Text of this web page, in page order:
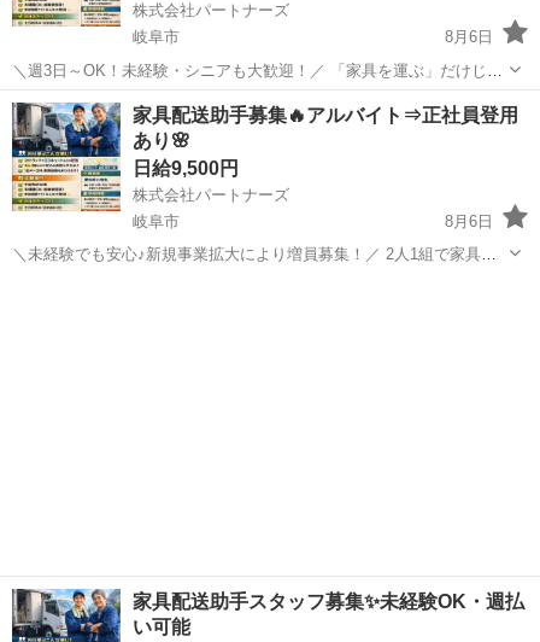
株式会社パートナーズ
岐阜市
8月6日
＼週3日～OK！未経験・シニアも大歓迎！／ 「家具を運ぶ」だけじゃ
ない、やりがいある仕事です♪ ■仕事内容 2人1組での家具の配送＆組
み立て！ 大手家具メーカーの荷物を、個人宅へお届けします。 💡助手
席に乗...
岐阜 岐阜市 配送 スタッフ
家具配送助手募集🔥アルバイト⇒正社員登用
あり🌸
日給9,500円
株式会社パートナーズ
岐阜市
8月6日
＼未経験でも安心♪新規事業拡大により増員募集！／ 2人1組で家具を
家具配送助手スタッフ募集✨未経験OK・週払
い可能